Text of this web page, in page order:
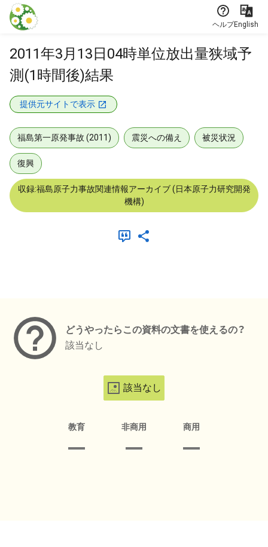
本文に飛ぶ
ヘルプEnglish
2011年3月13日04時単位放出量狭域予
測(1時間後)結果
提供元サイトで表示
福島第一原発事故 (2011) 震災への備え 被災状況
復興
収録:福島原子力事故関連情報アーカイブ (日本原子力研究開発
機構)
どうやったらこの資料の文書を使えるの？
該当なし
該当なし
教育 非商用 商用